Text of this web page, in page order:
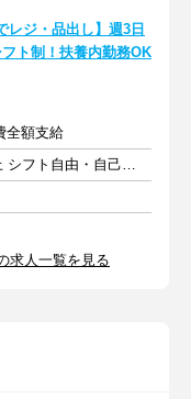
レジ・品出し】週3日
ト制！扶養内勤務OK
全額支給
週3日以上 1日4時間以上 シフト自由・自己申告
求人一覧を見る